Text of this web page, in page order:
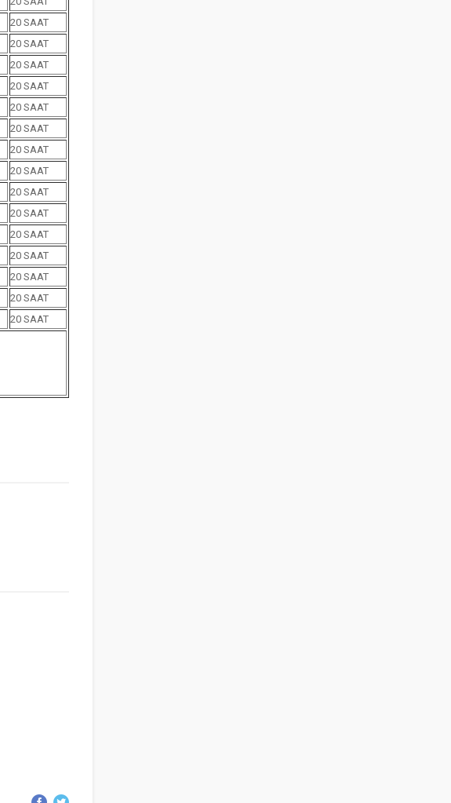
20 SAAT
20 SAAT
20 SAAT
20 SAAT
20 SAAT
20 SAAT
20 SAAT
20 SAAT
20 SAAT
20 SAAT
20 SAAT
20 SAAT
20 SAAT
20 SAAT
20 SAAT